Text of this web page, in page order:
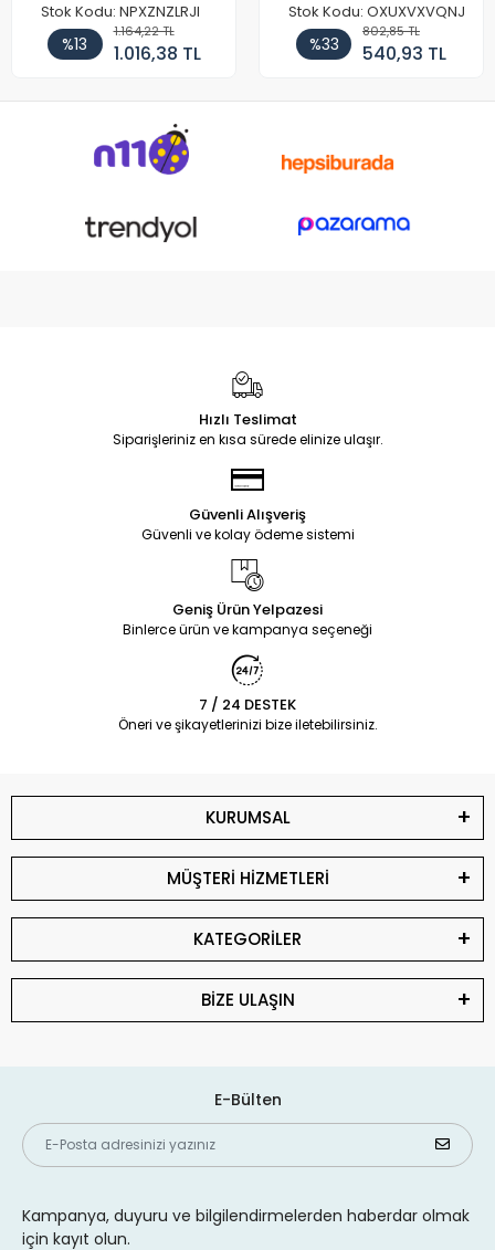
Stok Kodu: NPXZNZLRJI
%13
1.164,22 TL
1.016,38 TL
Stok Kodu: OXUXVXVQNJ
%33
802,85 TL
540,93 TL
Hızlı Teslimat
Siparişleriniz en kısa sürede elinize ulaşır.
Güvenli Alışveriş
Güvenli ve kolay ödeme sistemi
Geniş Ürün Yelpazesi
Binlerce ürün ve kampanya seçeneği
7 / 24 DESTEK
Öneri ve şikayetlerinizi bize iletebilirsiniz.
KURUMSAL
MÜŞTERİ HİZMETLERİ
KATEGORİLER
BİZE ULAŞIN
E-Bülten
Kampanya, duyuru ve bilgilendirmelerden haberdar olmak
için kayıt olun.